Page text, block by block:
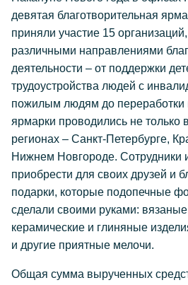
девятая благотворительная
приняли участие 15
различными направлениями
деятельности – от поддержки
трудоустройства людей с
пожилым людям до переработки
ярмарки проводились не только
регионах – Санкт-Петербурге,
Нижнем Новгороде. Сотрудники
приобрести для своих друзей и
подарки, которые подопечные
сделали своими руками:
керамические и глиняные
и другие приятные мелочи.
Общая сумма вырученных